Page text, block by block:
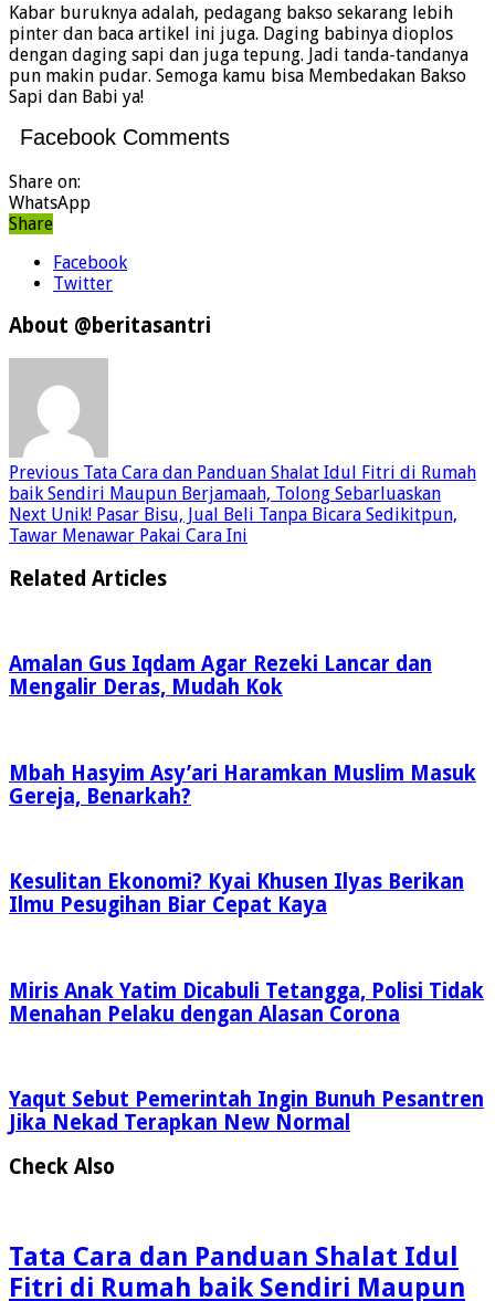
Kabar buruknya adalah, pedagang bakso sekarang lebih
pinter dan baca artikel ini juga. Daging babinya dioplos
dengan daging sapi dan juga tepung. Jadi tanda-tandanya
pun makin pudar. Semoga kamu bisa Membedakan Bakso
Sapi dan Babi ya!
Facebook Comments
Share on:
WhatsApp
Share
Facebook
Twitter
About @beritasantri
Previous Tata Cara dan Panduan Shalat Idul Fitri di Rumah
baik Sendiri Maupun Berjamaah, Tolong Sebarluaskan
Next Unik! Pasar Bisu, Jual Beli Tanpa Bicara Sedikitpun,
Tawar Menawar Pakai Cara Ini
Related Articles
Amalan Gus Iqdam Agar Rezeki Lancar dan
Mengalir Deras, Mudah Kok
Mbah Hasyim Asy’ari Haramkan Muslim Masuk
Gereja, Benarkah?
Kesulitan Ekonomi? Kyai Khusen Ilyas Berikan
Ilmu Pesugihan Biar Cepat Kaya
Miris Anak Yatim Dicabuli Tetangga, Polisi Tidak
Menahan Pelaku dengan Alasan Corona
Yaqut Sebut Pemerintah Ingin Bunuh Pesantren
Jika Nekad Terapkan New Normal
Check Also
Tata Cara dan Panduan Shalat Idul
Fitri di Rumah baik Sendiri Maupun